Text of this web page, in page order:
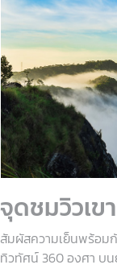
จุดชมวิวเข
สัมผัสความเย็นพร้อม
ทิวทัศน์ 360 องศา บน